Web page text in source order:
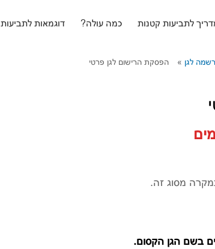
לתביעות קטנות כמה עולה? דוגמאות לתביעות
לגן הפסקת הרישום לגן פרטי
מסוג זה.
בשם הגן הקסום.